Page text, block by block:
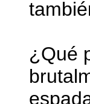
¿Qué